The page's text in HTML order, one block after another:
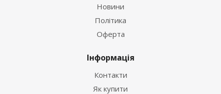
Новини
Політика
Оферта
Інформація
Контакти
Як купити